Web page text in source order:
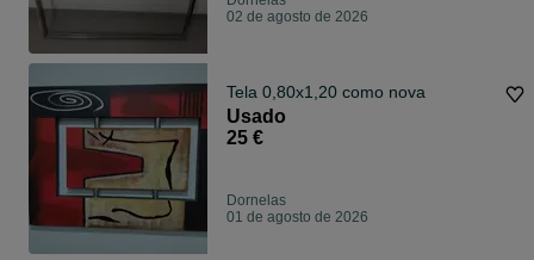
02 de agosto de 2026
Tela 0,80x1,20 como nova
Usado
25 €
Dornelas
01 de agosto de 2026